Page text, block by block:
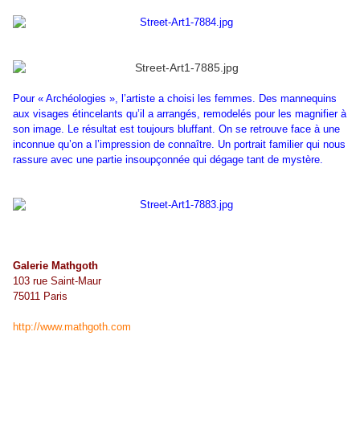
Pour « Archéologies », l’artiste a choisi les femmes. Des mannequins
aux visages étincelants qu’il a arrangés, remodelés pour les magnifier à
son image. Le résultat est toujours bluffant. On se retrouve face à une
inconnue qu’on a l’impression de connaître. Un portrait familier qui nous
rassure avec une partie insoupçonnée qui dégage tant de mystère.
Galerie Mathgoth
103 rue Saint-Maur
75011 Paris
http://www.mathgoth.com